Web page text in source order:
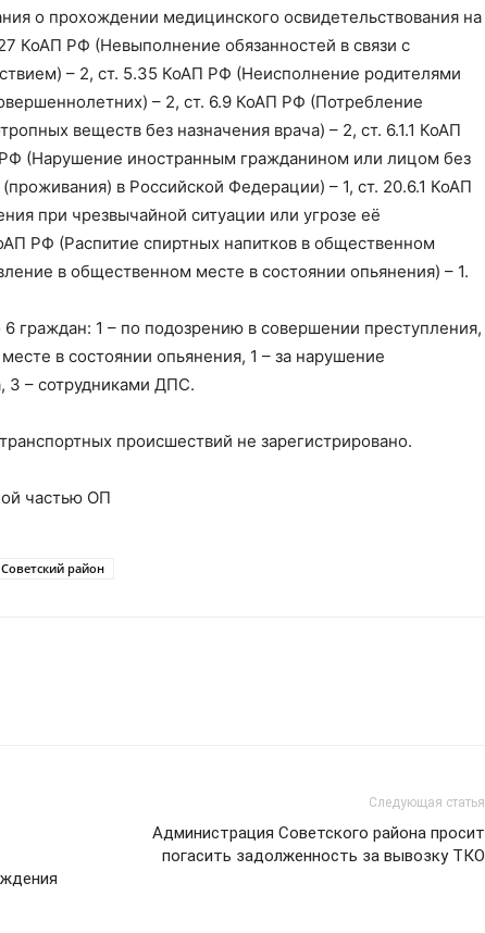
о прохождении медицинского освидетельствования на
КоАП РФ (Невыполнение обязанностей в связи с
– 2, ст. 5.35 КоАП РФ (Неисполнение родителями
– 2, ст. 6.9 КоАП РФ (Потребление
веществ без назначения врача) – 2, ст. 6.1.1 КоАП
РФ (Нарушение иностранным гражданином или лицом без
в Российской Федерации) – 1, ст. 20.6.1 КоАП
при чрезвычайной ситуации или угрозе её
РФ (Распитие спиртных напитков в общественном
в общественном месте в состоянии опьянения) – 1.
граждан: 1 – по подозрению в совершении преступления,
в состоянии опьянения, 1 – за нарушение
3 – сотрудниками ДПС.
происшествий не зарегистрировано.
частью ОП
Советский район
Следующая статья
Администрация Советского района просит
погасить задолженность за вывозку ТКО